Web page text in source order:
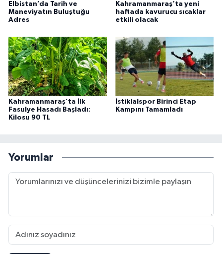
Elbistan’da Tarih ve
Maneviyatın Buluştuğu
Adres
Kahramanmaraş’ta yeni
haftada kavurucu sıcaklar
etkili olacak
Kahramanmaraş’ta İlk
Fasulye Hasadı Başladı:
Kilosu 90 TL
İstiklalspor Birinci Etap
Kampını Tamamladı
Yorumlar